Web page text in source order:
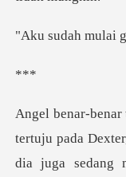
ulai
*
dia juga sedang